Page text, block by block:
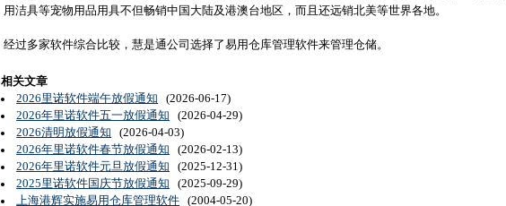
用洁具等宠物用品用具不但畅销中国大陆及港澳台地区，而且还远销北美等世界各地。
经过多家软件综合比较，慧是通公司选择了易用仓库管理软件来管理仓储。
相关文章
2026里诺软件端午放假通知 (2026-06-17)
2026年里诺软件五一放假通知 (2026-04-29)
2026清明放假通知 (2026-04-03)
2026年里诺软件春节放假通知 (2026-02-13)
2026年里诺软件元旦放假通知 (2025-12-31)
2025里诺软件国庆节放假通知 (2025-09-29)
上海港辉实施易用仓库管理软件 (2004-05-20)